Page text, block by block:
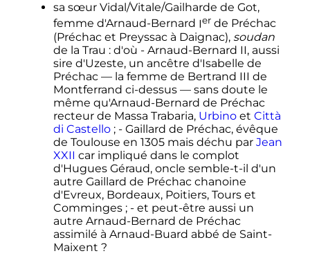
sa sœur Vidal/Vitale/Gailharde de Got,
femme d'Arnaud-Bernard Ierde Préchac
(Préchac et Preyssac à Daignac), soudan
de la Trau : d'où - Arnaud-Bernard II, aussi
sire d'Uzeste, un ancêtre d'Isabelle de
Préchac — la femme de Bertrand III de
Montferrand ci-dessus — sans doute le
même qu'Arnaud-Bernard de Préchac
recteur de Massa Trabaria, Urbinoet Città
di Castello ; - Gaillard de Préchac, évêque
de Toulouse en 1305 mais déchu par Jean
XXII car impliqué dans le complot
d'Hugues Géraud, oncle semble-t-il d'un
autre Gaillard de Préchac chanoine
d'Evreux, Bordeaux, Poitiers, Tours et
Comminges ; - et peut-être aussi un
autre Arnaud-Bernard de Préchac
assimilé à Arnaud-Buard abbé de Saint-
Maixent ?